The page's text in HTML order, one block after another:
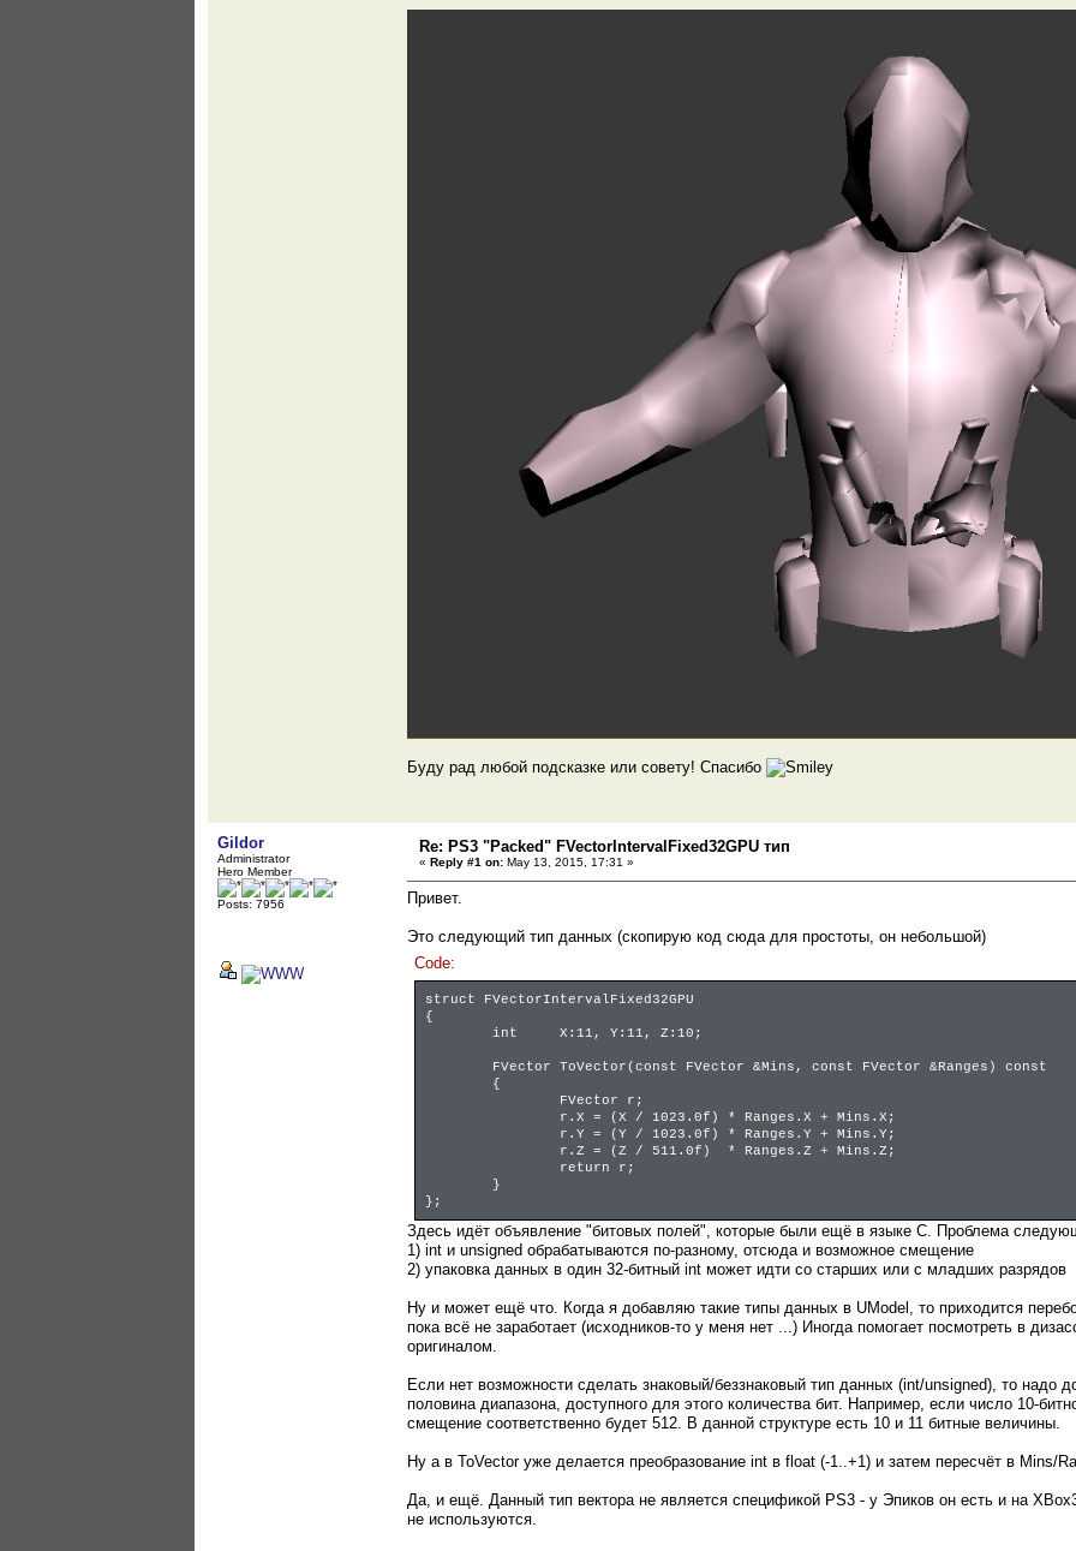
Буду рад любой подсказке или совету! Спасибо
Gildor
Administrator
Hero Member
Posts: 7956
Re: PS3 "Packed" FVectorIntervalFixed32GPU тип
« Reply #1 on: May 13, 2015, 17:31 »
Привет.
Это следующий тип данных (скопирую код сюда для простоты, он небольшой)
Code:
struct FVectorIntervalFixed32GPU
{
int
X:11, Y:11, Z:10;
FVector ToVector(const FVector &Mins, const FVector &Ranges) const
{
FVector r;
r.X = (X / 1023.0f) * Ranges.X + Mins.X;
r.Y = (Y / 1023.0f) * Ranges.Y + Mins.Y;
r.Z = (Z / 511.0f) * Ranges.Z + Mins.Z;
return r;
}
};
Здесь идёт объявление "битовых полей", которые были ещё в языке C. Проблема
1) int и unsigned обрабатываются по-разному, отсюда и возможное смещение
2) упаковка данных в один 32-битный int может идти со старших или с младших разрядов
Ну и может ещё что. Когда я добавляю такие типы данных в UModel, то приходится
пока всё не заработает (исходников-то у меня нет ...) Иногда помогает посмотреть в
оригиналом.
Если нет возможности сделать знаковый/беззнаковый тип данных (int/unsigned), то
половина диапазона, доступного для этого количества бит. Например, если число 10-
смещение соответственно будет 512. В данной структуре есть 10 и 11 битные величины.
Ну а в ToVector уже делается преобразование int в float (-1..+1) и затем пересчёт в Mins/
Да, и ещё. Данный тип вектора не является спецификой PS3 - у Эпиков он есть и на
не используются.